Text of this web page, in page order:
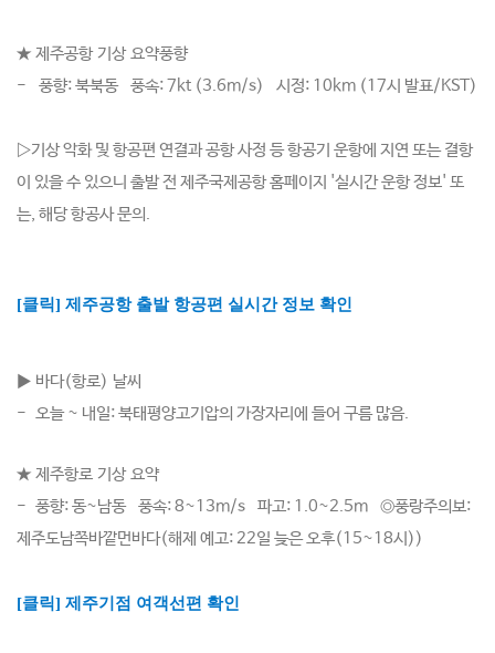
★ 제주공항 기상 요약풍향
- 풍향: 북북동 풍속: 7kt (3.6m/s) 시정: 10km (17시 발표/KST)
▷기상 악화 및 항공편 연결과 공항 사정 등 항공기 운항에 지연 또는 결항
이 있을 수 있으니 출발 전 제주국제공항 홈페이지 '실시간 운항 정보' 또
는, 해당 항공사 문의.
[클릭] 제주공항 출발 항공편 실시간 정보 확인 ​
▶ 바다(항로) 날씨
- 오늘 ~ 내일: 북태평양고기압의 가장자리에 들어 구름 많음.
★ 제주항로 기상 요약
- 풍향: 동~남동 풍속: 8~13m/s 파고: 1.0~2.5m ◎풍랑주의보:
제주도남쪽바깥먼바다(해제 예고: 22일 늦은 오후(15~18시))
[클릭] 제주기점 여객선편 확인​